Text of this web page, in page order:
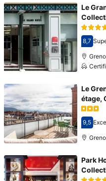
Le
Avec
8,7
Le
étage,
Avec
9,5
Park